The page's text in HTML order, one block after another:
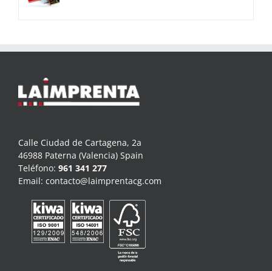
Calle Ciudad de Cartagena, 2a
46988 Paterna (Valencia) Spain
Teléfono: 961 341 277
Email: contacto@laimprentacg.com